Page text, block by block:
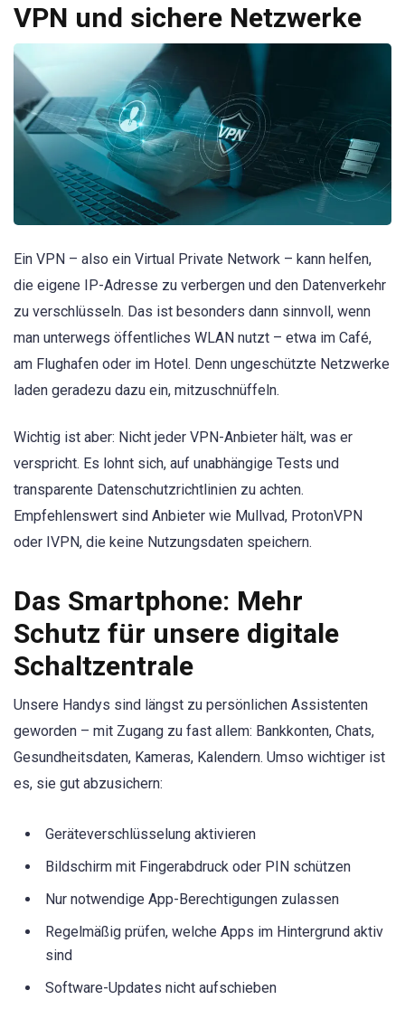
VPN und sichere Netzwerke
Ein VPN – also ein Virtual Private Network – kann helfen,
die eigene IP-Adresse zu verbergen und den Datenverkehr
zu verschlüsseln. Das ist besonders dann sinnvoll, wenn
man unterwegs öffentliches WLAN nutzt – etwa im Café,
am Flughafen oder im Hotel. Denn ungeschützte Netzwerke
laden geradezu dazu ein, mitzuschnüffeln.
Wichtig ist aber: Nicht jeder VPN-Anbieter hält, was er
verspricht. Es lohnt sich, auf unabhängige Tests und
transparente Datenschutzrichtlinien zu achten.
Empfehlenswert sind Anbieter wie Mullvad, ProtonVPN
oder IVPN, die keine Nutzungsdaten speichern.
Das Smartphone: Mehr
Schutz für unsere digitale
Schaltzentrale
Unsere Handys sind längst zu persönlichen Assistenten
geworden – mit Zugang zu fast allem: Bankkonten, Chats,
Gesundheitsdaten, Kameras, Kalendern. Umso wichtiger ist
es, sie gut abzusichern:
Geräteverschlüsselung aktivieren
Bildschirm mit Fingerabdruck oder PIN schützen
Nur notwendige App-Berechtigungen zulassen
Regelmäßig prüfen, welche Apps im Hintergrund aktiv
sind
Software-Updates nicht aufschieben